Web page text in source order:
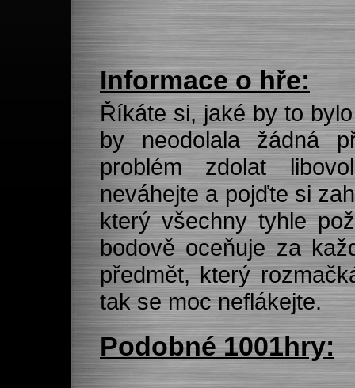
Informace o hře:
Říkáte si, jaké by to
by neodolala žádná
problém zdolat
neváhejte a pojďte si
který všechny tyhle
bodově oceňuje za
předmět, který
tak se moc neflákejte.
Podobné 1001hry: